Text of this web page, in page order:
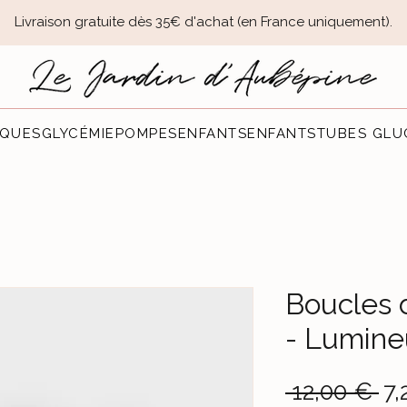
Livraison gratuite dès 35€ d'achat (en France uniquement).​
GLYCÉMIEPOMPESENFANTSENFANTSTUBES
Boucles
-
12,00 €